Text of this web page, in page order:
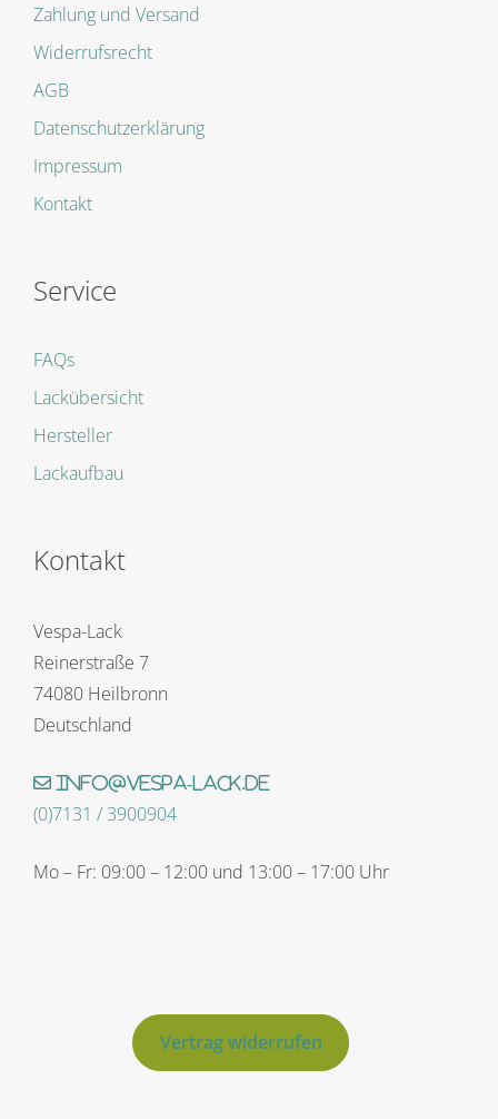
Zahlung und Versand
Widerrufsrecht
AGB
Datenschutzerklärung
Impressum
Kontakt
Service
FAQs
Lackübersicht
Hersteller
Lackaufbau
Kontakt
Vespa-Lack
Reinerstraße 7
74080 Heilbronn
Deutschland
info@vespa-lack.de
(0)7131 / 3900904
Mo – Fr: 09:00 – 12:00 und 13:00 – 17:00 Uhr
Vertrag widerrufen